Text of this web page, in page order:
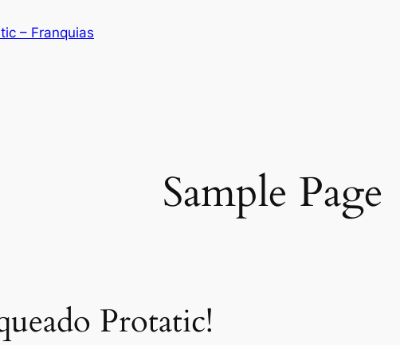
– Franquias
Sample Page
Protatic!